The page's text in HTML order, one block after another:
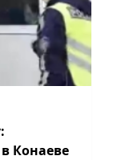
Конаеве